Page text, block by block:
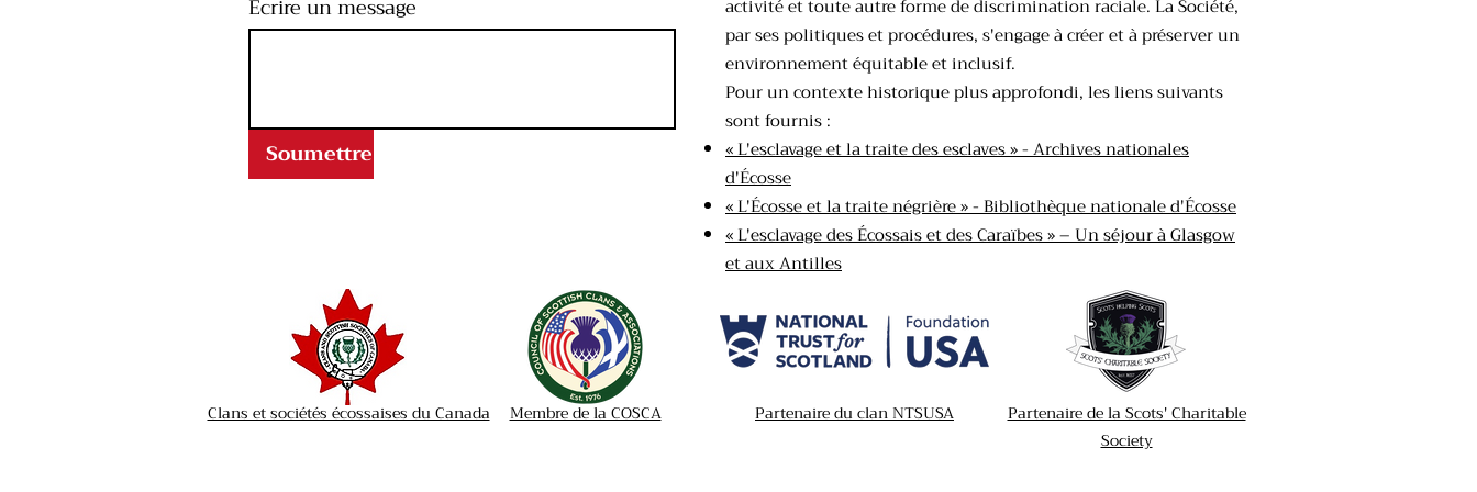
Écrire un message
Soumettre
Membre de la COSCA
Clans et sociétés écossaises du Canada
activité et toute autre forme de discrimination raciale. La Société,
par ses politiques et procédures, s'engage à créer et à préserver un
environnement équitable et inclusif.
Pour un contexte historique plus approfondi, les liens suivants
sont fournis :
« L'esclavage et la traite des esclaves » - Archives nationales
d'Écosse
« L'Écosse et la traite négrière » - Bibliothèque nationale d'Écosse
« L'esclavage des Écossais et des Caraïbes » – Un séjour à Glasgow
et aux Antilles
Partenaire du clan NTSUSA
Partenaire de la Scots' Charitable
Society